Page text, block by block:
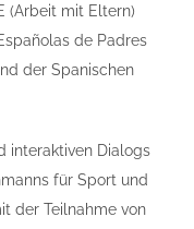
(Arbeit mit Eltern)
de Padres
der Spanischen
interaktiven Dialogs
für Sport und
der Teilnahme von